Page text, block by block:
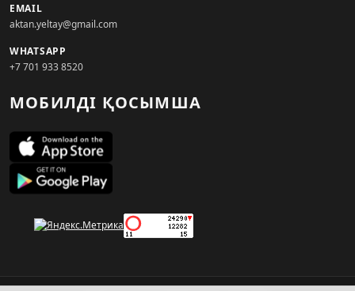
EMAIL
aktan.yeltay@gmail.com
WHATSAPP
+7 701 933 8520
МОБИЛДІ ҚОСЫМША